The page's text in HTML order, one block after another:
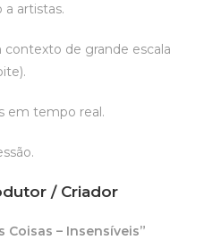
artistas.
de grande escala
em tempo real.
/ Criador
– Insensíveis”